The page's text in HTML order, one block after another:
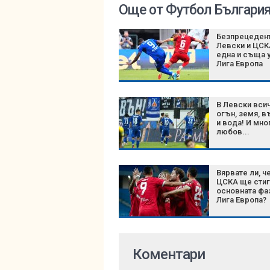
Още от Футбол България
Левски и
една и съща
Лига Европа
В Левски
огън, земя,
и вода! И
любов...
Вярвате ли, че
ЦСКА ще
основната
Лига Европа?
Коментари